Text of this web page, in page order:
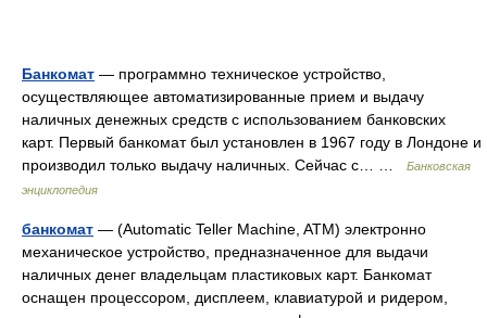
Банкомат — программно техническое устройство,
осуществляющее автоматизированные прием и выдачу
наличных денежных средств с использованием банковских
карт. Первый банкомат был установлен в 1967 году в Лондоне и
производил только выдачу наличных. Сейчас с… …
Банковская
энциклопедия
банкомат — (Automatic Teller Machine, ATM) электронно
механическое устройство, предназначенное для выдачи
наличных денег владельцам пластиковых карт. Банкомат
оснащен процессором, дисплеем, клавиатурой и ридером,